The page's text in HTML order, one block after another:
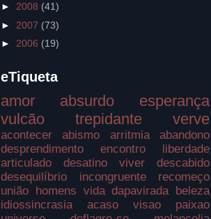
► 2008 (41)
► 2007 (73)
► 2006 (19)
eTiqueta
amor absurdo
esperança
vulcão
trepidante verve
acontecer abismo arritmia
abandono
desprendimento
encontro
liberdade
articulado
desatino viver
descabido
desequilíbrio
incongruente
recomeço
união homens vida dapavirada beleza
idiossincrasia
acaso visao
paixao